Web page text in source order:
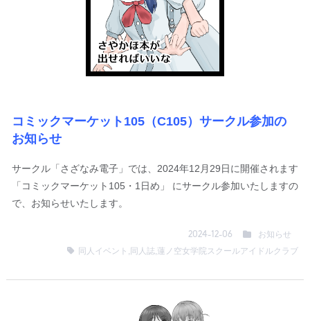
コミックマーケット105（C105）サークル参加の
お知らせ
サークル「さざなみ電子」では、2024年12月29日に開催されます
「コミックマーケット105・1日め」 にサークル参加いたしますの
で、お知らせいたします。
2024-12-06
お知らせ
同人イベント 同人誌 蓮ノ空女学院スクールアイドルクラブ